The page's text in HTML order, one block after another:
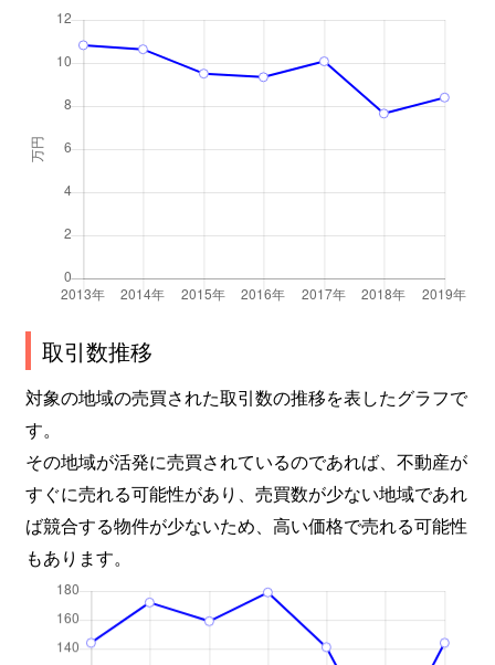
取引数推移
対象の地域の売買された取引数の推移を表したグラフで
す。
その地域が活発に売買されているのであれば、不動産が
すぐに売れる可能性があり、売買数が少ない地域であれ
ば競合する物件が少ないため、高い価格で売れる可能性
もあります。